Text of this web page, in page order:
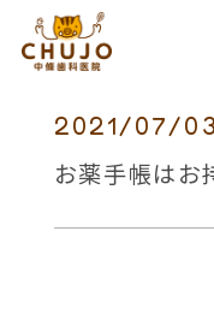
2021/07/03
お薬手帳はお